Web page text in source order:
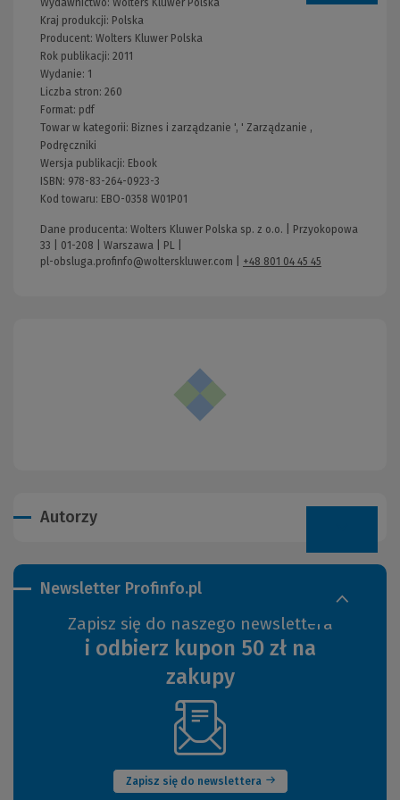
Kraj produkcji: Polska
Producent: Wolters Kluwer Polska
Rok publikacji: 2011
Wydanie: 1
Liczba stron: 260
Format: pdf
Towar w kategorii: Biznes i zarządzanie ', ' Zarządzanie ,
Podręczniki
Wersja publikacji: Ebook
ISBN: 978-83-264-0923-3
Kod towaru: EBO-0358 W01P01
Dane producenta: Wolters Kluwer Polska sp. z o.o. | Przyokopowa
33 | 01-208 | Warszawa | PL |
pl-obsluga.profinfo@wolterskluwer.com
+48 801 04 45 45
Autorzy
Newsletter Profinfo.pl
Zapisz się do naszego newslettera
i odbierz kupon 50 zł na
zakupy
Zapisz się do newslettera
(Nowe
okno)